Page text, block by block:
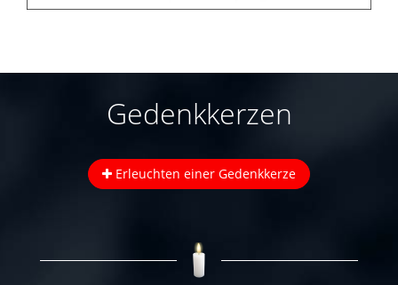
Gedenkkerzen
Erleuchten einer Gedenkkerze